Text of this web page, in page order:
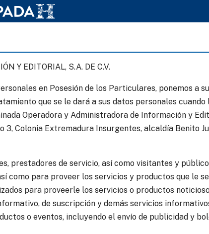
Y EDITORIAL, S.A. DE C.V.
en Posesión de los Particulares, ponemos a
que se le dará a sus datos personales cuando
Operadora y Administradora de Información y
3, Colonia Extremadura Insurgentes, alcaldía Benito
prestadores de servicio, así como visitantes y
como para proveer los servicios y productos que le
para proveerle los servicios o productos
de suscripción y demás servicios
o eventos, incluyendo el envío de publicidad y